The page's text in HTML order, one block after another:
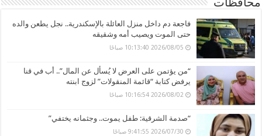
محافظات
فاجعة دم داخل منزل العائلة بالإسكندرية.. نجل يطعن والده
حتى الموت ويصيب أمه وشقيقه
2026/08/05 10:13:40 صباحًا
“من يؤتمن على العرض لا يُسأل عن المال”.. أب في قنا
يرفض كتابة “قائمة المنقولات” لزوج ابنته
2026/08/02 10:16:54 صباحًا
“صدمة الشرقية: طفل يموت.. وجثمانه يختفي”
2026/07/30 9:41:55 صباحًا